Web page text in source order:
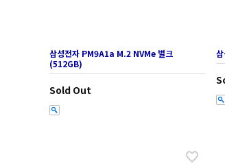
삼성전자 PM9A1a M.2 NVMe 벌크
(512GB)
Sold Out